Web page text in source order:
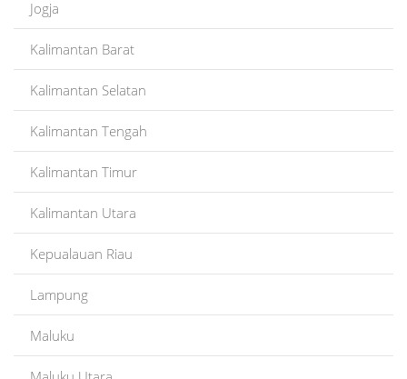
Jogja
Kalimantan Barat
Kalimantan Selatan
Kalimantan Tengah
Kalimantan Timur
Kalimantan Utara
Kepualauan Riau
Lampung
Maluku